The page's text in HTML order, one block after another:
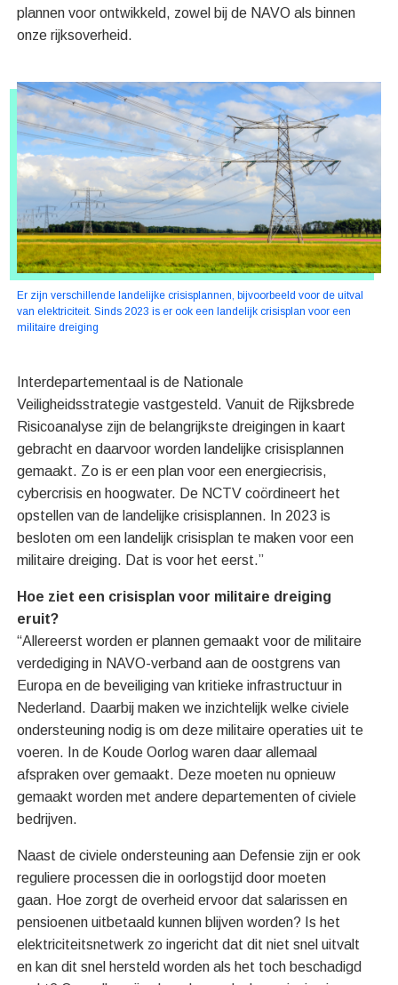
plannen voor ontwikkeld, zowel bij de NAVO als binnen
onze rijksoverheid.
Er zijn verschillende landelijke crisisplannen, bijvoorbeeld voor de uitval
van elektriciteit. Sinds 2023 is er ook een landelijk crisisplan voor een
militaire dreiging
Interdepartementaal is de Nationale
Veiligheidsstrategie vastgesteld. Vanuit de Rijksbrede
Risicoanalyse zijn de belangrijkste dreigingen in kaart
gebracht en daarvoor worden landelijke crisisplannen
gemaakt. Zo is er een plan voor een energiecrisis,
cybercrisis en hoogwater. De NCTV coördineert het
opstellen van de landelijke crisisplannen. In 2023 is
besloten om een landelijk crisisplan te maken voor een
militaire dreiging. Dat is voor het eerst.”
Hoe ziet een crisisplan voor militaire dreiging
eruit?
“Allereerst worden er plannen gemaakt voor de militaire
verdediging in NAVO-verband aan de oostgrens van
Europa en de beveiliging van kritieke infrastructuur in
Nederland. Daarbij maken we inzichtelijk welke civiele
ondersteuning nodig is om deze militaire operaties uit te
voeren. In de Koude Oorlog waren daar allemaal
afspraken over gemaakt. Deze moeten nu opnieuw
gemaakt worden met andere departementen of civiele
bedrijven.
Naast de civiele ondersteuning aan Defensie zijn er ook
reguliere processen die in oorlogstijd door moeten
gaan. Hoe zorgt de overheid ervoor dat salarissen en
pensioenen uitbetaald kunnen blijven worden? Is het
elektriciteitsnetwerk zo ingericht dat dit niet snel uitvalt
en kan dit snel hersteld worden als het toch beschadigd